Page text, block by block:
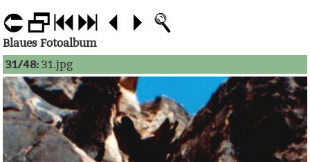
Blaues Fotoalbum
31/48: 31.jpg